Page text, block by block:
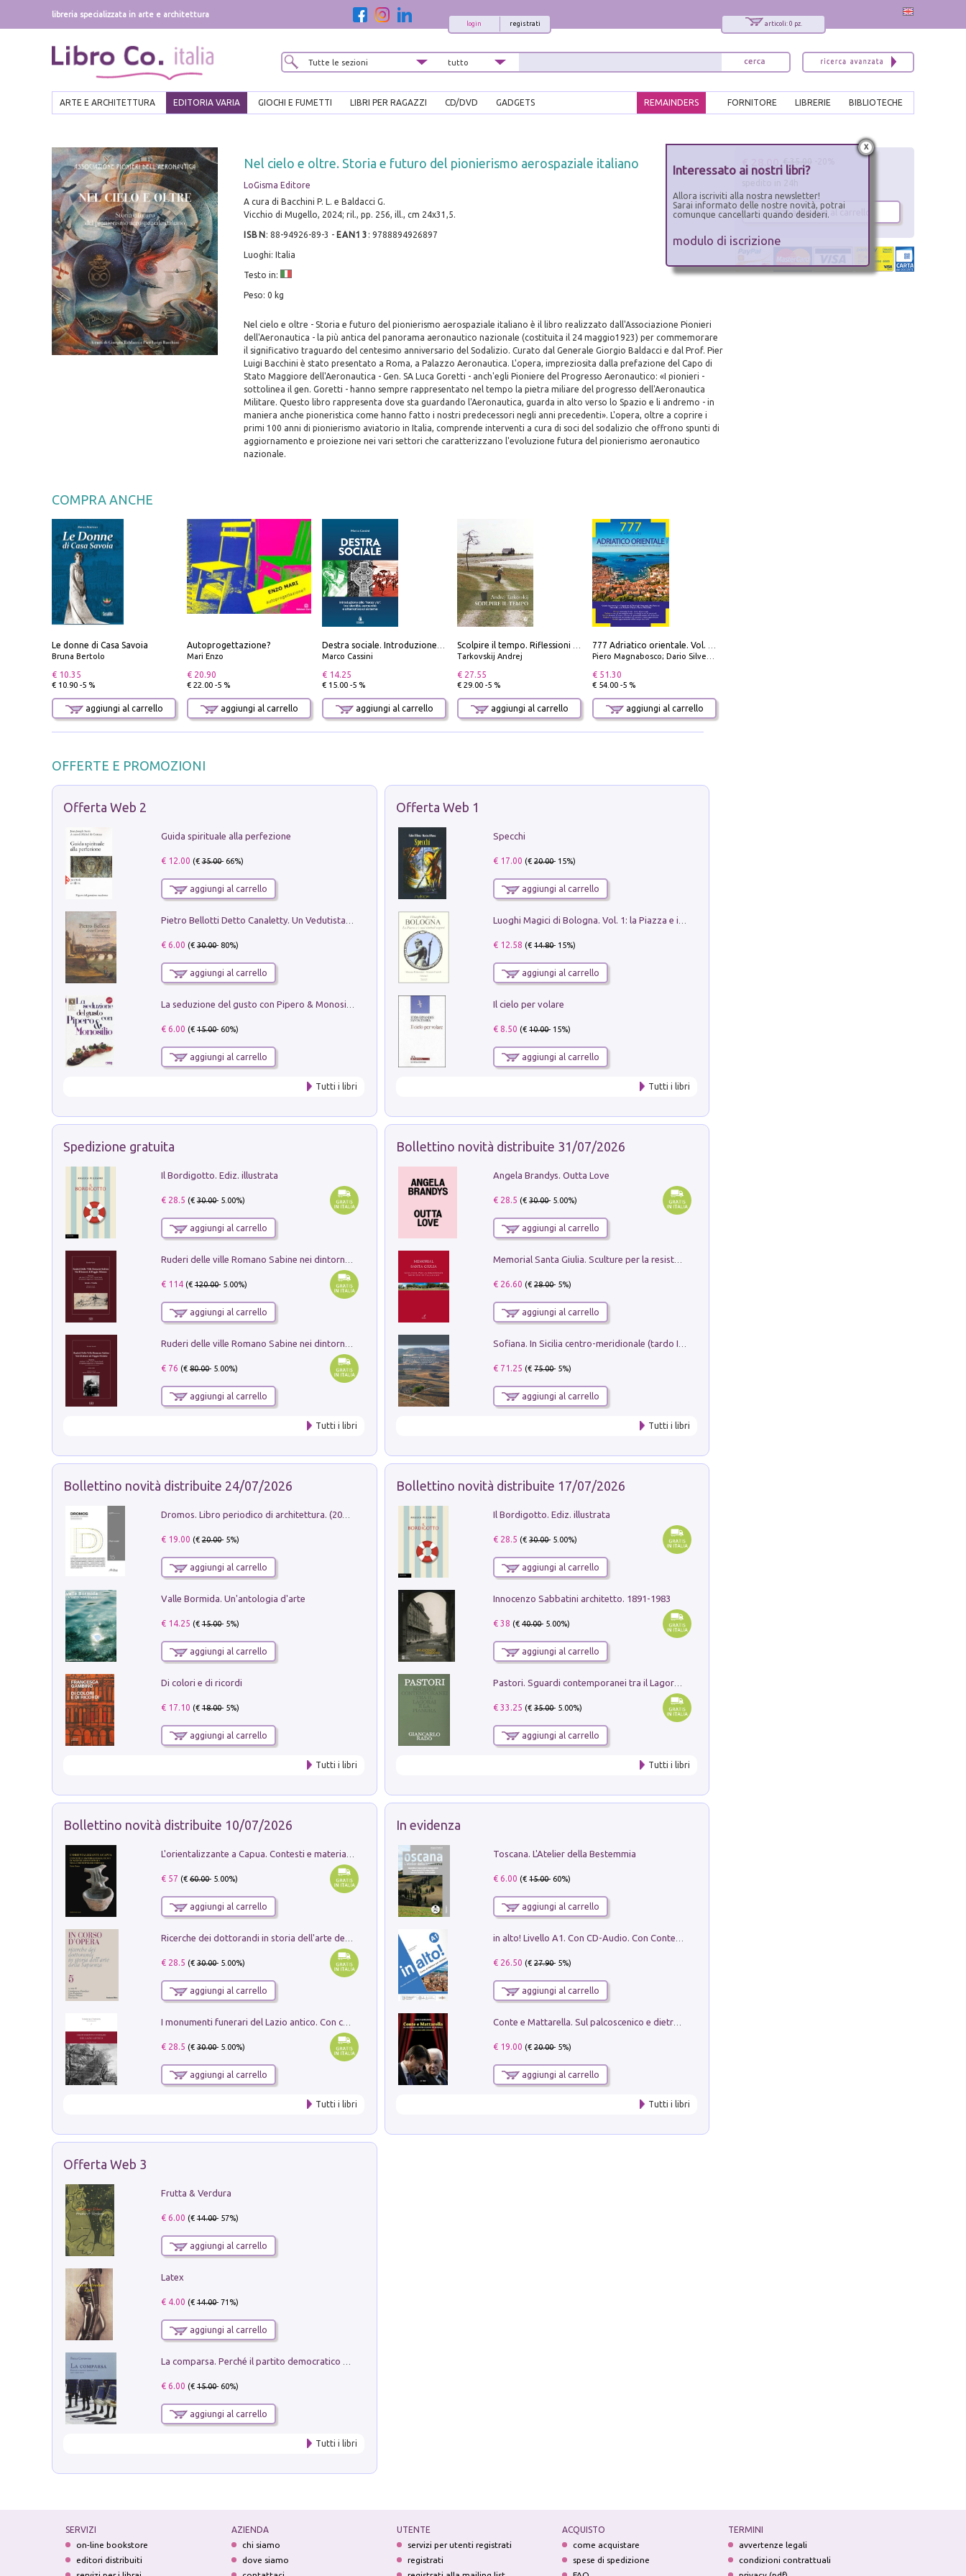
libreria specializzata in arte e architettura
articoli: 0 pz.
registrati
login
ARTE E ARCHITETTURA EDITORIA VARIA GIOCHI E FUMETTI LIBRI PER RAGAZZI CD/DVD GADGETS BIBLIOTECHE
LIBRERIE
FORNITORE
REMAINDERS
Nel cielo e oltre. Storia e futuro del pionierismo aerospaziale italiano
LoGisma Editore
A cura di Bacchini P. L. e Baldacci G.
Vicchio di Mugello, 2024; ril., pp. 256, ill., cm 24x31,5.
ISBN : 88-94926-89-3 - EAN13 : 9788894926897
Luoghi: Italia
Testo in:
Peso: 0 kg
Nel cielo e oltre - Storia e futuro del pionierismo aerospaziale italiano è il libro realizzato dall'Associazione Pionieri
dell'Aeronautica - la più antica del panorama aeronautico nazionale (costituita il 24 maggio1923) per commemorare
il significativo traguardo del centesimo anniversario del Sodalizio. Curato dal Generale Giorgio Baldacci e dal Prof. Pier
Luigi Bacchini è stato presentato a Roma, a Palazzo Aeronautica. L'opera, impreziosita dalla prefazione del Capo di
Stato Maggiore dell'Aeronautica - Gen. SA Luca Goretti - anch'egli Pioniere del Progresso Aeronautico: «I pionieri -
sottolinea il gen. Goretti - hanno sempre rappresentato nel tempo la pietra miliare del progresso dell'Aeronautica
Militare. Questo libro rappresenta dove sta guardando l'Aeronautica, guarda in alto verso lo Spazio e li andremo - in
maniera anche pioneristica come hanno fatto i nostri predecessori negli anni precedenti». L'opera, oltre a coprire i
primi 100 anni di pionierismo aviatorio in Italia, comprende interventi a cura di soci del sodalizio che offrono spunti di
aggiornamento e proiezione nei vari settori che caratterizzano l'evoluzione futura del pionierismo aeronautico
nazionale.
COMPRA ANCHE
Le donne di Casa Savoia
Bruna Bertolo
€ 10.35
€ 10.90 -5 %
aggiungi al carrello
Autoprogettazione?
Mari Enzo
€ 20.90
€ 22.00 -5 %
aggiungi al carrello
Marco Cassini
€ 14.25
€ 15.00 -5 %
aggiungi al carrello
Tarkovskij Andrej
€ 27.55
€ 29.00 -5 %
aggiungi al carrello
Piero Magnabosco; Dario Silvestro; Marco Sbrizzi
€ 51.30
€ 54.00 -5 %
aggiungi al carrello
OFFERTE E PROMOZIONI
Offerta Web 2
Guida spirituale alla perfezione
€ 12.00 (€35.00- 66%)
aggiungi al carrello
€ 6.00 (€30.00- 80%)
aggiungi al carrello
€ 6.00 (€15.00- 60%)
aggiungi al carrello
Tutti i libri
Offerta Web 1
Specchi
€ 17.00 (€20.00- 15%)
aggiungi al carrello
€ 12.58 (€14.80- 15%)
aggiungi al carrello
Il cielo per volare
€ 8.50 (€10.00- 15%)
aggiungi al carrello
Tutti i libri
Spedizione gratuita
Il Bordigotto. Ediz. illustrata
€ 28.5 (€30.00- 5.00%)
aggiungi al carrello
€ 114(€120.00- 5.00%)
aggiungi al carrello
€ 76 (€80.00- 5.00%)
aggiungi al carrello
Tutti i libri
Bollettino novità distribuite 31/07/2026
Angela Brandys. Outta Love
€ 28.5 (€30.00- 5.00%)
aggiungi al carrello
€ 26.60 (€28.00- 5%)
aggiungi al carrello
€ 71.25 (€75.00- 5%)
aggiungi al carrello
Tutti i libri
Bollettino novità distribuite 24/07/2026
Dromos. Libro periodico di architettura. (2026). Vol. 15: Post-model
€ 19.00 (€20.00- 5%)
aggiungi al carrello
Valle Bormida. Un'antologia d'arte
€ 14.25 (€15.00- 5%)
aggiungi al carrello
Di colori e di ricordi
€ 17.10 (€18.00- 5%)
aggiungi al carrello
Tutti i libri
Bollettino novità distribuite 17/07/2026
Il Bordigotto. Ediz. illustrata
€ 28.5 (€30.00- 5.00%)
aggiungi al carrello
Innocenzo Sabbatini architetto. 1891-1983
€ 38 (€40.00- 5.00%)
aggiungi al carrello
€ 33.25 (€35.00- 5.00%)
aggiungi al carrello
Tutti i libri
Bollettino novità distribuite 10/07/2026
€ 57 (€60.00- 5.00%)
aggiungi al carrello
€ 28.5 (€30.00- 5.00%)
aggiungi al carrello
I monumenti funerari del Lazio antico. Con cartella con tavole
€ 28.5 (€30.00- 5.00%)
aggiungi al carrello
Tutti i libri
In evidenza
Toscana. L'Atelier della Bestemmia
€ 6.00 (€15.00- 60%)
aggiungi al carrello
€ 26.50 (€27.90- 5%)
aggiungi al carrello
€ 19.00 (€20.00- 5%)
aggiungi al carrello
Tutti i libri
Offerta Web 3
Frutta & Verdura
€ 6.00 (€14.00- 57%)
aggiungi al carrello
Latex
€ 4.00 (€14.00- 71%)
aggiungi al carrello
€ 6.00 (€15.00- 60%)
aggiungi al carrello
Tutti i libri
€ 28.00
aggiungi al carrello
SERVIZI
on-line bookstore
editori distribuiti
AZIENDA
chi siamo
dove siamo
UTENTE
servizi per utenti registrati
registrati
ACQUISTO
come acquistare
spese di spedizione
TERMINI
avvertenze legali
condizioni contrattuali
x
Interessato ai nostri libri?
Allora iscriviti alla nostra newsletter!
Sarai informato delle nostre novità, potrai
comunque cancellarti quando desideri.
modulo di iscrizione